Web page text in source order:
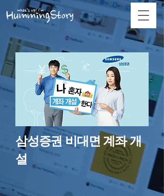
삼성증권 비대면 계좌 개
설